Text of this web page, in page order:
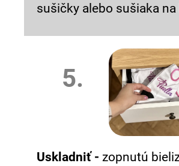
sušičky alebo sušiaka na
5.
Uskladniť - zopnutú